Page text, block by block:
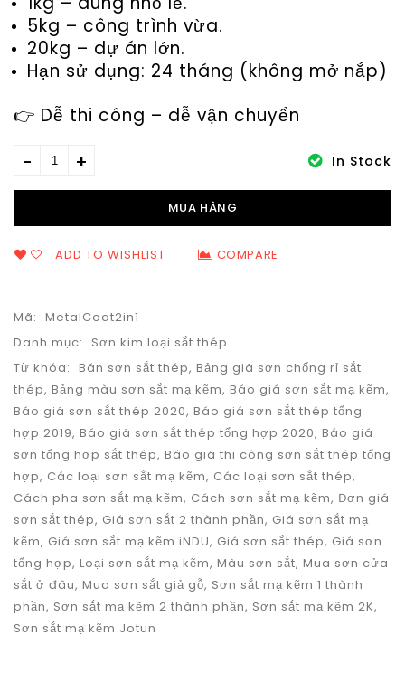
5kg – công trình vừa.
20kg – dự án lớn.
Hạn sử dụng: 24 tháng (không mở nắp)
👉 Dễ thi công – dễ vận chuyển
In Stock
MUA HÀNG
ADD TO WISHLIST COMPARE
Mã: MetalCoat2in1
Danh mục:
Sơn kim loại sắt thép
Từ khóa: Bán sơn sắt thép, Bảng giá sơn chống rỉ sắt
thép, Bảng màu sơn sắt mạ kẽm, Báo giá sơn sắt mạ kẽm,
Báo giá sơn sắt thép 2020, Báo giá sơn sắt thép tổng
hợp 2019, Báo giá sơn sắt thép tổng hợp 2020, Báo giá
sơn tổng hợp sắt thép, Báo giá thi công sơn sắt thép tổng
hợp, Các loại sơn sắt mạ kẽm, Các loại sơn sắt thép,
Cách pha sơn sắt mạ kẽm, Cách sơn sắt mạ kẽm, Đơn giá
sơn sắt thép, Giá sơn sắt 2 thành phần, Giá sơn sắt mạ
kẽm, Giá sơn sắt mạ kẽm iNDU, Giá sơn sắt thép, Giá sơn
tổng hợp, Loại sơn sắt mạ kẽm, Màu sơn sắt, Mua sơn cửa
sắt ở đâu, Mua sơn sắt giả gỗ, Sơn sắt mạ kẽm 1 thành
phần, Sơn sắt mạ kẽm 2 thành phần, Sơn sắt mạ kẽm 2K,
Sơn sắt mạ kẽm Jotun